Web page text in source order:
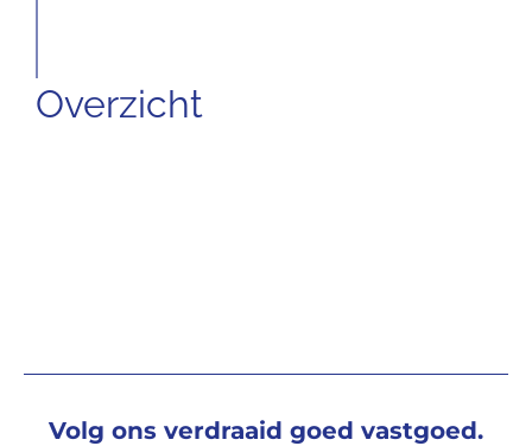
Overzicht
Volg ons verdraaid goed vastgoed.